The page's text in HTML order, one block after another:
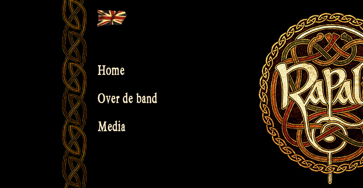
to
Home
Over de band
Media